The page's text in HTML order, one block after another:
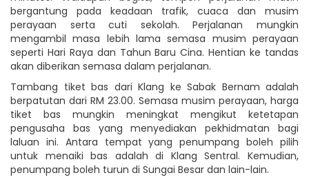
bergantung pada keadaan trafik, cuaca dan musim
perayaan serta cuti sekolah. Perjalanan mungkin
mengambil masa lebih lama semasa musim perayaan
seperti Hari Raya dan Tahun Baru Cina. Hentian ke tandas
akan diberikan semasa dalam perjalanan.
Tambang tiket bas dari Klang ke Sabak Bernam adalah
berpatutan dari RM 23.00. Semasa musim perayaan, harga
tiket bas mungkin meningkat mengikut ketetapan
pengusaha bas yang menyediakan pekhidmatan bagi
laluan ini. Antara tempat yang penumpang boleh pilih
untuk menaiki bas adalah di Klang Sentral. Kemudian,
penumpang boleh turun di Sungai Besar dan lain-lain.